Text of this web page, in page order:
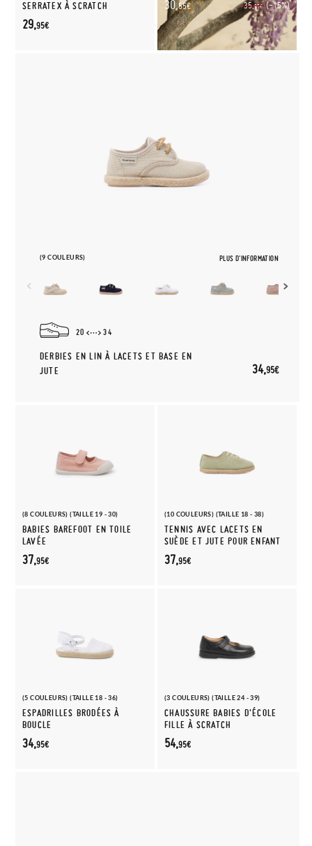
SERRATEX À SCRATCH
29,95€
35,95€ (-15%)
30,55€
(9 COULEURS) PLUS D'INFORMATION
20 34
DERBIES EN LIN À LACETS ET BASE EN
JUTE
34,95€
(8 COULEURS) (TAILLE 19 - 30)
BABIES BAREFOOT EN TOILE
LAVÉE
37,95€
(10 COULEURS) (TAILLE 18 - 38)
TENNIS AVEC LACETS EN
SUÈDE ET JUTE POUR ENFANT
37,95€
(5 COULEURS) (TAILLE 18 - 36)
ESPADRILLES BRODÉES À
BOUCLE
34,95€
(3 COULEURS) (TAILLE 24 - 39)
CHAUSSURE BABIES D'ÉCOLE
FILLE À SCRATCH
54,95€